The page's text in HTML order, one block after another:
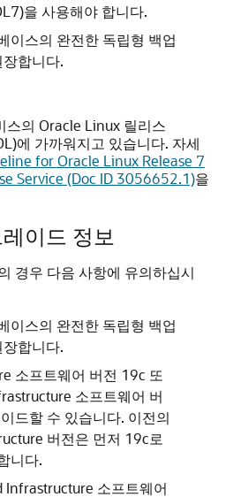
을 사용해야 합니다.
이스의 완전한 독립형 백업
합니다.
스의 Oracle Linux 릴리스
에 가까워지고 있습니다. 자세
for Oracle Linux Release 7
Service (Doc ID 3056652.1)을
이드 정보
경우 다음 사항에 유의하십시
이스의 완전한 독립형 백업
합니다.
소프트웨어 버전 19c 또
소프트웨어 버
드할 수 있습니다. 이전의
버전은 먼저 19c로
니다.
Infrastructure 소프트웨어